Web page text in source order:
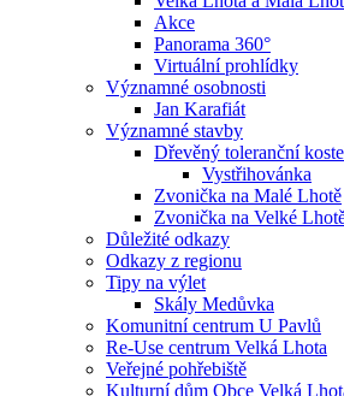
Akce
Panorama 360°
Virtuální prohlídky
Významné osobnosti
Jan Karafiát
Významné stavby
Dřevěný toleranční
Vystřihovánka
Zvonička na Malé Lhotě
Zvonička na Velké
Důležité odkazy
Odkazy z regionu
Tipy na výlet
Skály Medůvka
Komunitní centrum U Pavlů
Re-Use centrum Velká Lhota
Veřejné pohřebiště
Kulturní dům Obce Velká